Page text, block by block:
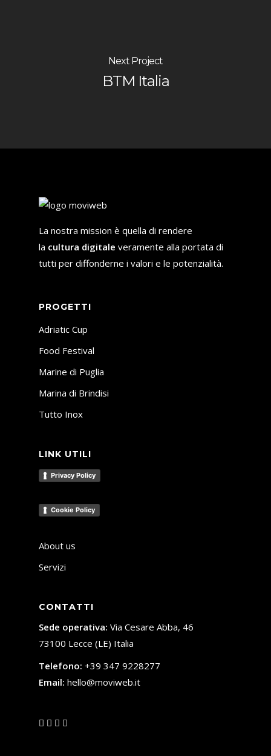
Next Project
BTM Italia
La nostra mission è quella di rendere
la cultura digitale veramente alla portata di
tutti per diffonderne i valori e le potenzialità.
PROGETTI
Adriatic Cup
Food Festival
Marine di Puglia
Marina di Brindisi
Tutto Inox
LINK UTILI
Privacy Policy
Cookie Policy
About us
Servizi
CONTATTI
Sede operativa: Via Cesare Abba, 46
73100 Lecce (LE) Italia
Telefono: +39 347 9228277
Email: hello@moviweb.it